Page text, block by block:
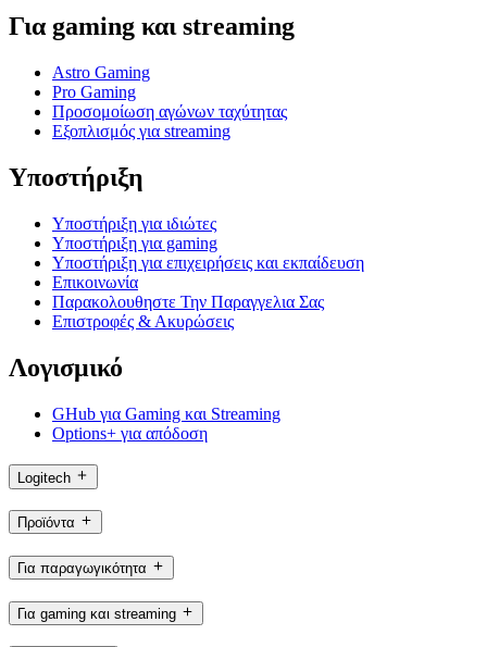
Για gaming και streaming
Astro Gaming
Pro Gaming
Προσομοίωση αγώνων ταχύτητας
Εξοπλισμός για streaming
Υποστήριξη
Υποστήριξη για ιδιώτες
Υποστήριξη για gaming
Υποστήριξη για επιχειρήσεις και εκπαίδευση
Επικοινωνία
Παρακολουθηστε Την Παραγγελια Σας
Επιστροφές & Ακυρώσεις
Λογισμικό
GHub για Gaming και Streaming
Options+ για απόδοση
Logitech
Προϊόντα
Για παραγωγικότητα
Για gaming και streaming